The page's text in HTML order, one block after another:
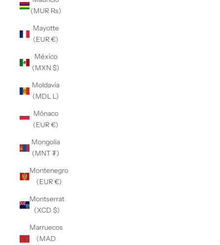
(MUR ₨)
Mayotte
(EUR €)
México
(MXN $)
Moldavia
(MDL L)
Mónaco
(EUR €)
Mongolia
(MNT ₮)
Montenegro
(EUR €)
Montserrat
(XCD $)
Marruecos
(MAD